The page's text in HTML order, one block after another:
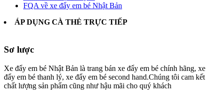
FQA về xe đẩy em bé Nhật Bản
ÁP DỤNG CÀ THẺ TRỰC TIẾP
Sơ lược
Xe đẩy em bé Nhật Bản là trang bán xe đẩy em bé chính hãng, xe
đẩy em bé thanh lý, xe đẩy em bé second hand.Chúng tôi cam kết
chất lượng sản phẩm cũng như hậu mãi cho quý khách